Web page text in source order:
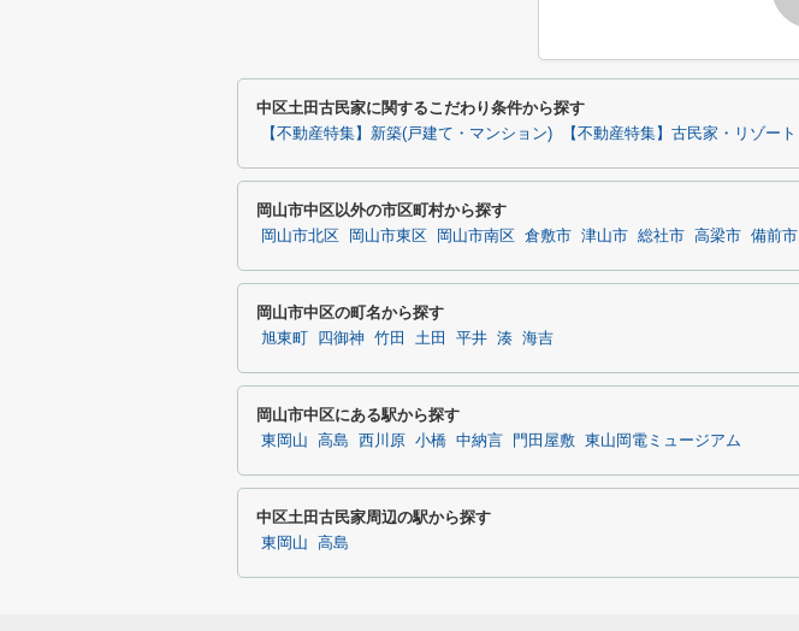
中区土田古民家に関するこだわり条件から探す
【不動産特集】新築(戸建て・マンション) 【不動産特集】古民家・リゾート
岡山市中区以外の市区町村から探す
岡山市北区 岡山市東区 岡山市南区 倉敷市 津山市 総社市 高梁市 備前市
岡山市中区の町名から探す
旭東町 四御神 竹田 土田 平井 湊 海吉
岡山市中区にある駅から探す
東岡山 高島 西川原 小橋 中納言 門田屋敷 東山岡電ミュージアム
中区土田古民家周辺の駅から探す
東岡山 高島